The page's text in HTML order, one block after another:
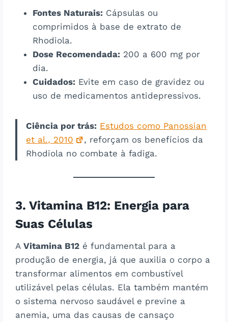
Fontes Naturais: Cápsulas ou
comprimidos à base de extrato de
Rhodiola.
Dose Recomendada: 200 a 600 mg por
dia.
Cuidados: Evite em caso de gravidez ou
uso de medicamentos antidepressivos.
Ciência por trás: Estudos como Panossian
et al., 2010
, reforçam os benefícios da
Rhodiola no combate à fadiga.
3. Vitamina B12: Energia para
Suas Células
AVitamina B12 é fundamental para a
produção de energia, já que auxilia o corpo a
transformar alimentos em combustível
utilizável pelas células. Ela também mantém
o sistema nervoso saudável e previne a
anemia, uma das causas de cansaço